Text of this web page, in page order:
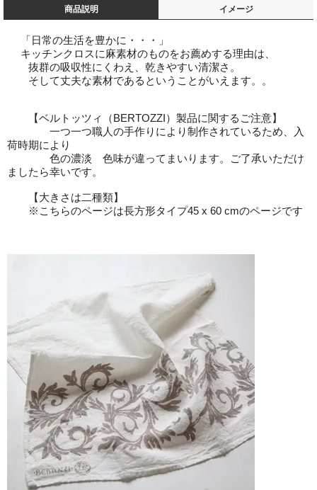
商品説明 イメージ
「日常の生活を豊かに・・・」
キッチンクロスに麻素材のものをお薦めする理由は、
抜群の吸収性にくわえ、乾きやすい清潔さ。
そして丈夫な素材であるということがいえます。。
【ベルトッツィ（BERTOZZI）製品に関するご注意】
一つ一つ職人の手作りにより制作されているため、入
荷時期により
色の濃淡 色味が違ってまいります。ご了承いただけ
ましたら幸いです。
【大きさは二種類】
※こちらのページは長方形タイプ45 x 60 cmのページです